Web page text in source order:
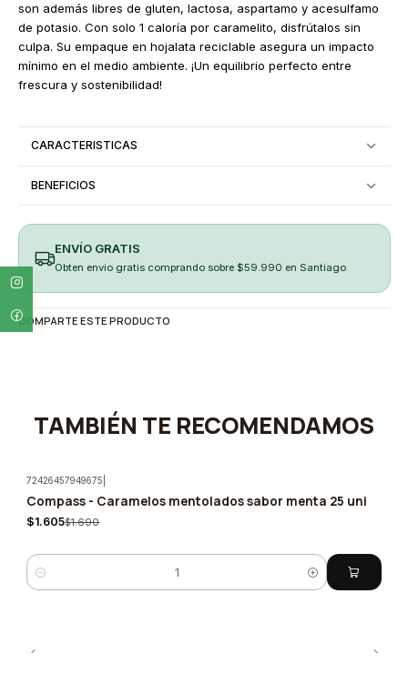
son además libres de gluten, lactosa, aspartamo y acesulfamo
de potasio. Con solo 1 caloría por caramelito, disfrútalos sin
culpa. Su empaque en hojalata reciclable asegura un impacto
mínimo en el medio ambiente. ¡Un equilibrio perfecto entre
frescura y sostenibilidad!
CARACTERISTICAS
BENEFICIOS
ENVÍO GRATIS
Obten envio gratis comprando sobre $59.990 en Santiago
COMPARTE ESTE PRODUCTO
TAMBIÉN TE RECOMENDAMOS
-5%
72426457949675
Compass - Caramelos mentolados sabor menta 25 uni
$1.605$1.690
Cantidad